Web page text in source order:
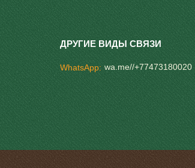
WhatsApp wa.me//+77473180020